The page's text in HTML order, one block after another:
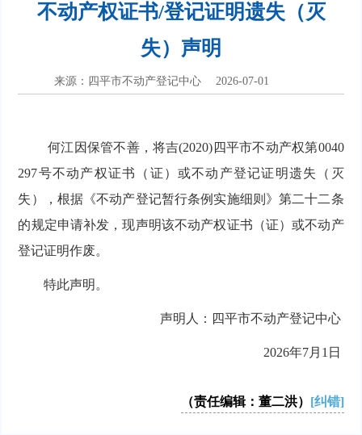
不动产权证书/登记证明遗失（灭
失）声明
来源：四平市不动产登记中心 2026-07-01
何江因保管不善，将吉(2020)四平市不动产权第0040
297号不动产权证书（证）或不动产登记证明遗失（灭
失），根据《不动产登记暂行条例实施细则》第二十二条
的规定申请补发，现声明该不动产权证书（证）或不动产
登记证明作废。
特此声明。
声明人：四平市不动产登记中心
2026年7月1日
（责任编辑：董二洪） [纠错]